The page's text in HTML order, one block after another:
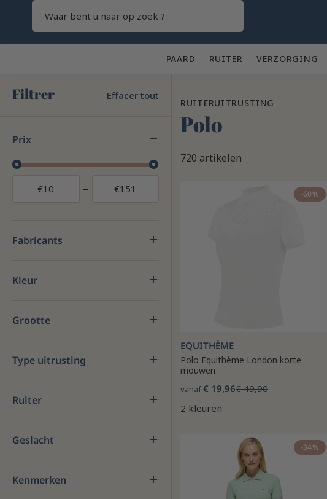
PAARD 🐎 RUITER 👕VERZORGING 🪮
Filtrer Effacer tout
Prix
€10 €151
Fabricants
Kleur
Grootte
Type uitrusting
Ruiter
Geslacht
Kenmerken
RUITERUITRUSTING
Polo
720 artikelen
-60%
EQUITHÈME
Polo Equithème London korte
mouwen
vanaf€ 19,96€ 49,90
2 kleuren
-34%